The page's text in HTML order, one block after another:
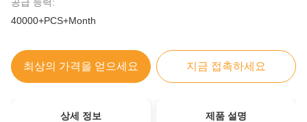
40000+PCS+Month
최상의 가격을 얻으세요 지금 접촉하세요
상세 정보 제품 설명